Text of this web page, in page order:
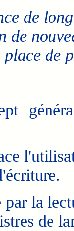
de
de
de
par la
de